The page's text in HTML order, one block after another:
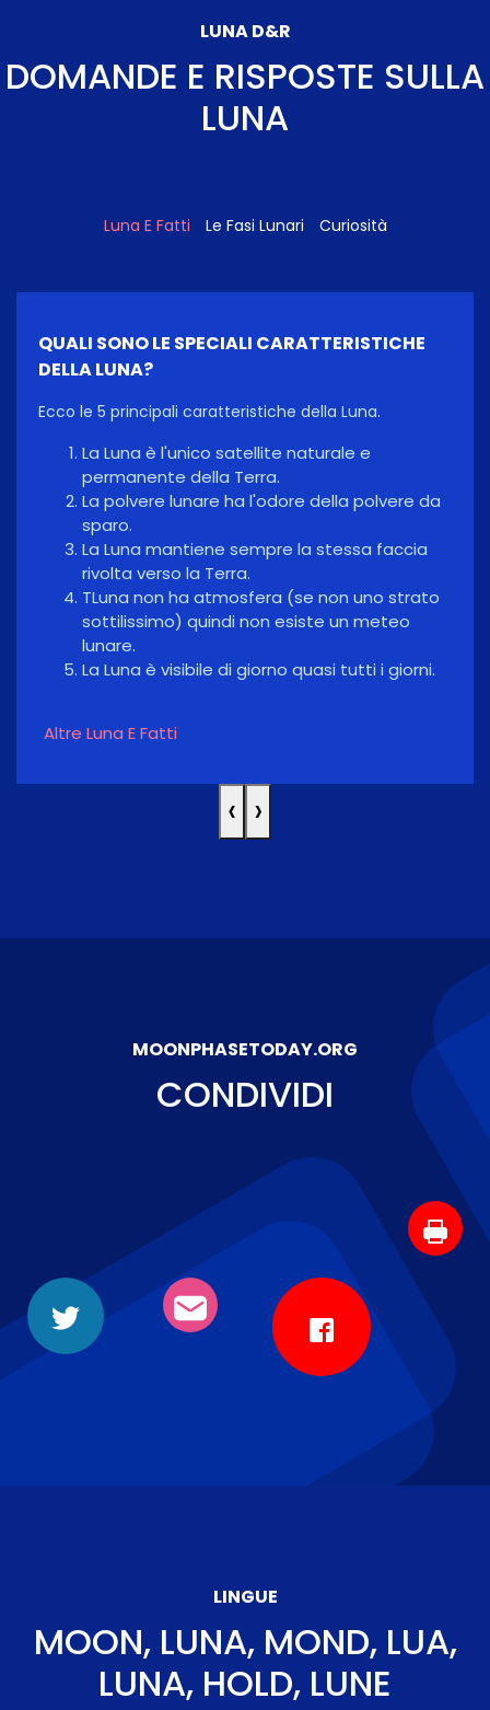
LUNA D&R
DOMANDE E RISPOSTE SULLA
LUNA
Luna E Fatti Le Fasi Lunari Curiosità
QUALI SONO LE SPECIALI CARATTERISTICHE
DELLA LUNA?
Ecco le 5 principali caratteristiche della Luna.
La Luna è l'unico satellite naturale e
permanente della Terra.
La polvere lunare ha l'odore della polvere da
sparo.
La Luna mantiene sempre la stessa faccia
rivolta verso la Terra.
TLuna non ha atmosfera (se non uno strato
sottilissimo) quindi non esiste un meteo
lunare.
La Luna è visibile di giorno quasi tutti i giorni.
Altre Luna E Fatti
‹ ›
MOONPHASETODAY.ORG
CONDIVIDI
LINGUE
MOON, LUNA, MOND, LUA,
LUNA, HOLD, LUNE